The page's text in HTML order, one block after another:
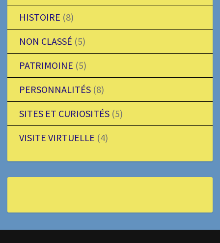
HISTOIRE (8)
NON CLASSÉ (5)
PATRIMOINE (5)
PERSONNALITÉS (8)
SITES ET CURIOSITÉS (5)
VISITE VIRTUELLE (4)